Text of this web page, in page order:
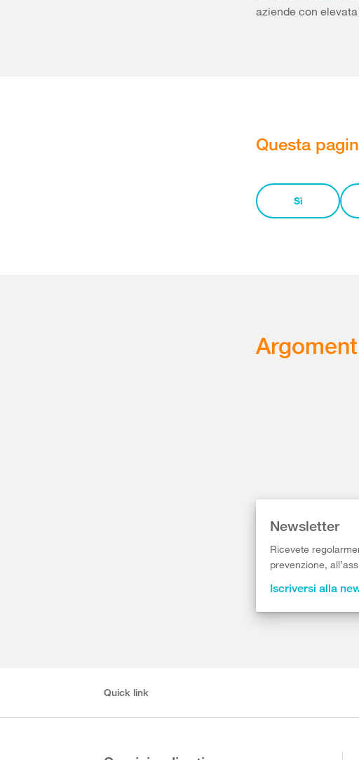
aziende con
Questa
Sì
Newsletter
Ricevete
prevenzione,
Iscriversi alla
Quick link